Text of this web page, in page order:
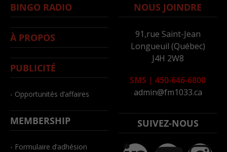
BINGO RADIO
À PROPOS
PUBLICITÉ
- Opportunités d’affaires
MEMBERSHIP
- Formulaire d’adhésion
NOUS JOINDRE
91,rue Saint-Jean
Longueuil (Québec)
J4H 2W8
SMS | 450-646-6800
admin@fm1033.ca
SUIVEZ-NOUS